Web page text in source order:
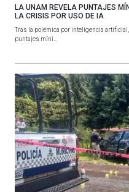
LA UNAM REVELA PUNTAJES
LA CRISIS POR USO DE IA
Tras la polémica por inteligencia
puntajes míni...